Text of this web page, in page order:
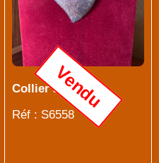
Collier argent
Réf : S6558
Vendu